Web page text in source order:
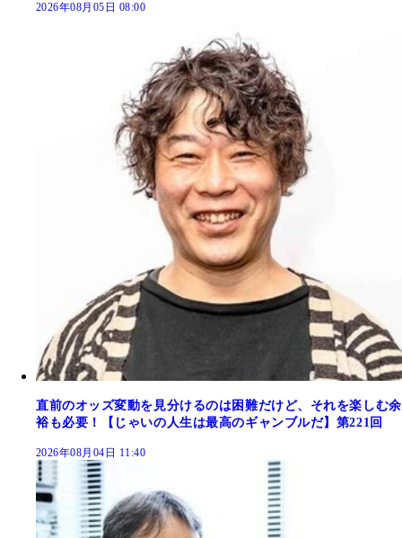
2026年08月05日 08:00
直前のオッズ変動を見分けるのは困難だけど、それを楽しむ余
裕も必要！【じゃいの人生は最高のギャンブルだ】第221回
2026年08月04日 11:40